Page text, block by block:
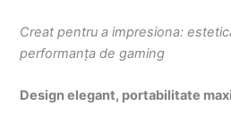
Creat pentru a impresiona:
performanța de gaming
Design elegant, portabilitate